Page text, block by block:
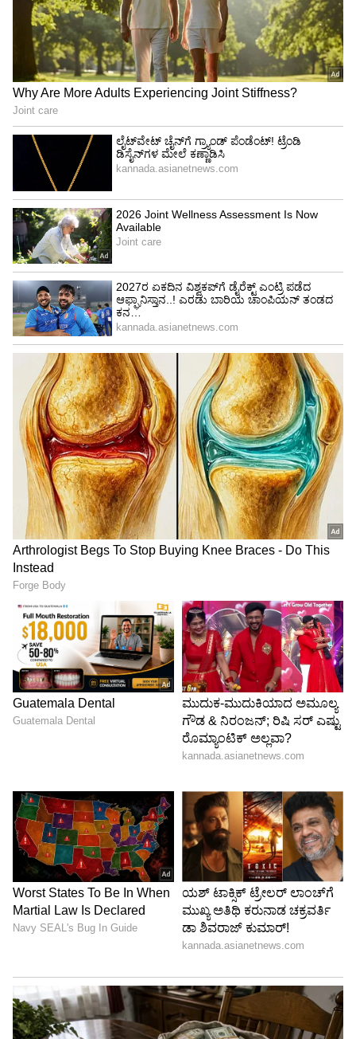
ಕುಟುಂಬದವರಿದ್ದಾರೆ. ಅವರೆಲ್ಲರೂ ಸಮಾಜದಲ್ಲಿ
ಮುಖ್ಯವಾಹಿನಿಗೆ ಬರಬೇಕು. ಆ ಕುಟುಂಬದ ಮಕ್ಕಳು ವೈದ್ಯರ,
ಎಂಜಿನಿಯರ್‌ಗಳಾಗಬೇಕು, ಅವರಿಗೆ ತಲುಪಬೇಕಿರುವ ಪ್ರತಿ
ರೂಪಾಯಿಯನ್ನು ನಾವು ತಲುಪಿಸಬೇಕಿದೆ. ಇಲಾಖೆಗಳ
ಕಾರ್ಯವೈಖರಿ ಸುಧಾರಿಸಬೇಕಿದೆ ಎಂದು ಅವರು ತಿಳಿಸಿದರು.
ಶಾಸಕ ಎಸ್‌.ಎ. ರಾಮದಾಸ್‌ ಪ್ರಸ್ತಾವಿಕವಾಗಿ ಮಾತನಾಡಿ,
ಮೂರನೇ ವರ್ಷದ ಮೋದಿಯುಗ ಉತ್ಸವದಲ್ಲಿ ವಿಶೇಷವಾಗಿ
ಪ.ಜಾತಿ, ಪ.ವರ್ಗ ಹಾಗೂ ಹಿಂದುಳಿದ ವರ್ಗಗಳ ಕಲ್ಯಾಣವನ್ನು
ಗಮನದಲ್ಲಿಟ್ಟುಕೊಂಡು ಕೇಂದ್ರ ಹಾಗೂ ರಾಜ್ಯ ಸರ್ಕಾರಗಳ
ಯೋಜನೆಗಳ ಅನುಷ್ಠಾನ ಮತ್ತು ಯೋಜನೆಗಳ ವಿಚಾರವನ್ನು
ಜನ ಸಾಮಾನ್ಯರಿಗೆ ಅರಿವು ಮೂಡಿಸಲಾಗುತ್ತಿದೆ. ಸ್ವಾತಂತ್ರ್ಯ
ಭಾರತದ 75ನೇ ವರ್ಷದಿಂದ 100ನೇ ವರ್ಷದವರೆಗೆ ಎಲ್ಲಾ
ಸಮಾಜದ ಅಭಿವೃದ್ಧಿ ಆಗಬೇಕೆಂಬ ದೂರದೃಷ್ಟಿಯ
ಕಲ್ಪನೆಯನ್ನು ಇಟ್ಟುಕೊಂಡು ಕಾರ್ಯಕ್ರಮ
ಮಾಡುತ್ತಿರುವುದಾಗಿ ಅವರು ಹೇಳಿದರು.
ಸ್ವಂತ ಉದ್ಯೋಗ ಮಾಡುವವರಿಗೆ ವೇದಿಕೆ ನಾವು ನೀಡುತ್ತೇವೆ.
13 ಬ್ಯಾಂಕ್‌ಗಳು ಸಾಲ ನೀಡಿದ್ದು, ಸ್ಟಾಂಡಪ್‌ ಯೋಜನೆ,
ಮುದ್ರಾ ಯೋಜನೆ, ಸ್ಟಾರ್ಚ್‌ಅಪ್‌ ಯೋಜನೆ ಸೌಲಭ್ಯ
ಒದಗಿಸುವ ಕಾರ್ಯಕ್ಕೂ ಚಾಲನೆ ನೀಡಲಾಗಿದೆ. ಇಂದಿನ
ಹುಟ್ಟುಹಬ್ಬದ ಕೊಡುಗೆ ನೀಡಲು ಒಂಭತ್ತು ದಿನಗಳ
ಕಾರ್ಯಕ್ರಮ ರೂಪಿಸಿದ್ದೇವೆ. ಕೊನೆ ದಿನ ದೀನ್‌ ದಯಾಳ್‌
ಅವರ ಹುಟ್ಟುಹಬ್ಬವಿದ್ದು, ಹೀಗಾಗಿ ಮೊಹಲ್ಲಾಗಳಲ್ಲಿ ಹೋಗಿ
ಊಟ ಮಾಡುವ ಮೂಲಕ ಕಾರ್ಯಕ್ರಮ ಆಯೋಜಿಸಿ ಸರಳ
ಬದುಕಿನ ಸಂದೇಶ ಸಾರಲಿದ್ದೇವೆ ಎಂದು ಅವರು ಹೇಳಿದರು.
ತೀರ್ಮಾನ: ಸಚಿವ ಸೋಮಶೇಖರ್‌